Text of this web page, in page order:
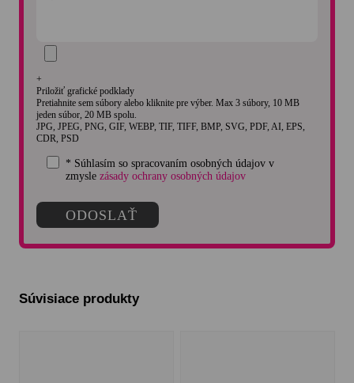
+
Priložiť grafické podklady
Pretiahnite sem súbory alebo kliknite pre výber. Max 3 súbory, 10 MB
jeden súbor, 20 MB spolu.
JPG, JPEG, PNG, GIF, WEBP, TIF, TIFF, BMP, SVG, PDF, AI, EPS,
CDR, PSD
* Súhlasím so spracovaním osobných údajov v
zmysle zásady ochrany osobných údajov
Súvisiace produkty